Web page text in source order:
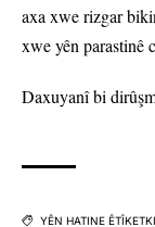
axa xwe rizgar
xwe yên parastinê
Daxuyanî bi
YÊN HATINE